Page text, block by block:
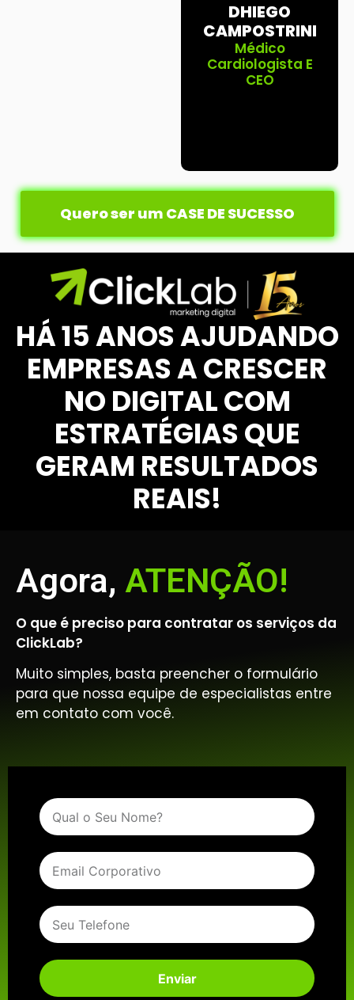
DHIEGO
CAMPOSTRINI
Médico
Cardiologista E
CEO
Quero ser um CASE DE SUCESSO
HÁ 15 ANOS AJUDANDO
EMPRESAS A CRESCER
NO DIGITAL COM
ESTRATÉGIAS QUE
GERAM RESULTADOS
REAIS!
Agora, ATENÇÃO!
O que é preciso para contratar os serviços da
ClickLab?
Muito simples, basta preencher o formulário
para que nossa equipe de especialistas entre
em contato com você.
Enviar